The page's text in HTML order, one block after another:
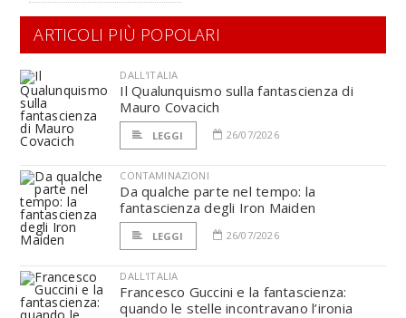
ARTICOLI PIÙ POPOLARI
DALL'ITALIA
Il Qualunquismo sulla fantascienza di
Mauro Covacich
LEGGI 26/07/2026
CONTAMINAZIONI
Da qualche parte nel tempo: la
fantascienza degli Iron Maiden
LEGGI 26/07/2026
DALL'ITALIA
Francesco Guccini e la fantascienza:
quando le stelle incontravano l’ironia